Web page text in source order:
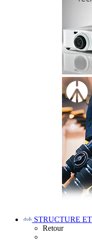
STRUCTURE
Retour